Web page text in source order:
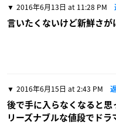
2016年6月13日 at 11:28 PM
言いたくないけど新鮮さが
2016年6月15日 at 2:43 PM
後で手に入らなくなると思
リーズナブルな値段でド